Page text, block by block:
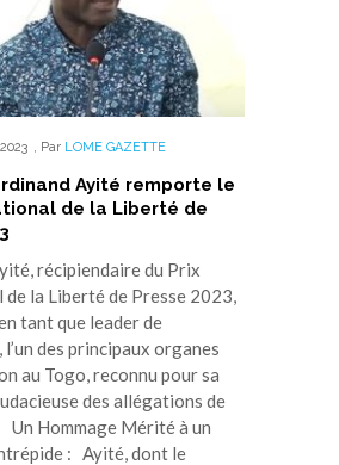
, Par LOME GAZETTE
Ayité remporte le
de la Liberté de
récipiendaire du Prix
la Liberté de Presse 2023,
tant que leader de
l’un des principaux organes
au Togo, reconnu pour sa
des allégations de
Hommage Mérité à un
: Ayité, dont le